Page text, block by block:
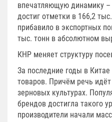
впечатляющую динамику –
достиг отметки в 166,2
прибавило в экспортных
тыс. тонн в абсолютном
КНР меняет структуру
За последние годы в
товаров. Причём речь
зерновых культурах.
брендов достигла такого
производители начали